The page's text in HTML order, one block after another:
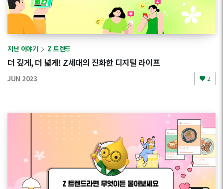
지난 이야기 Z 트렌드
더 깊게, 더 넓게! Z세대의 진화한 디지털 라이프
JUN 2023 2